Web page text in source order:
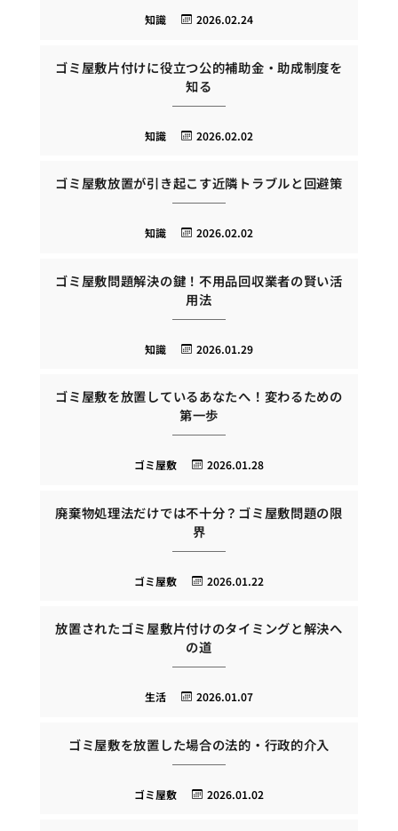
2026.02.24
知識
ゴミ屋敷片付けに役立つ公的補助金・助成制度を
知る
2026.02.02
知識
ゴミ屋敷放置が引き起こす近隣トラブルと回避策
2026.02.02
知識
ゴミ屋敷問題解決の鍵！不用品回収業者の賢い活
用法
2026.01.29
知識
ゴミ屋敷を放置しているあなたへ！変わるための
第一歩
2026.01.28
ゴミ屋敷
廃棄物処理法だけでは不十分？ゴミ屋敷問題の限
界
2026.01.22
ゴミ屋敷
放置されたゴミ屋敷片付けのタイミングと解決へ
の道
2026.01.07
生活
ゴミ屋敷を放置した場合の法的・行政的介入
2026.01.02
ゴミ屋敷